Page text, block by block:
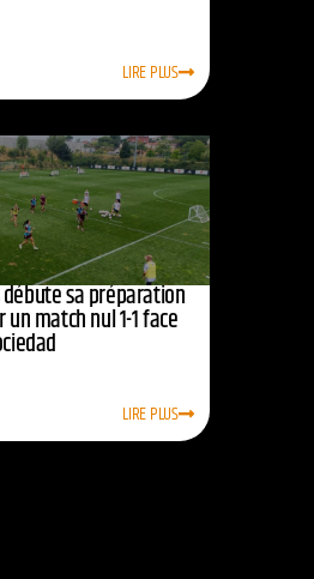
LIRE PLUS
débute sa préparation
match nul 1-1 face
LIRE PLUS